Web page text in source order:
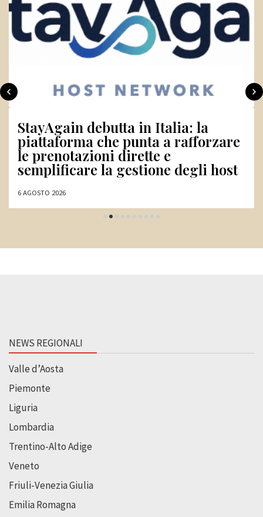
Cybersicurezza, cresce la domanda
di professionisti: l’ACN punta su
tecnici, diplomati e umanisti
31 LUGLIO 2026
NEWS REGIONALI
Valle d’Aosta
Piemonte
Liguria
Lombardia
Trentino-Alto Adige
Veneto
Friuli-Venezia Giulia
Emilia Romagna